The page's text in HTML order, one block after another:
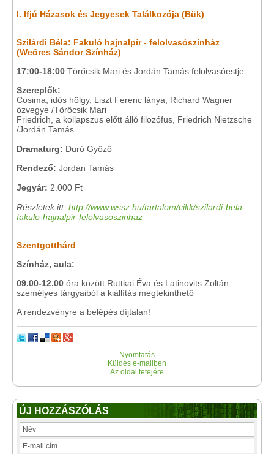
I. Ifjú Házasok és Jegyesek Találkozója (Bük)
Szilárdi Béla: Fakuló hajnalpír - felolvasószínház
(Weöres Sándor Színház)
17:00-18:00 Törőcsik Mari és Jordán Tamás felolvasóestje
Szereplők:
Cosima, idős hölgy, Liszt Ferenc lánya, Richard Wagner
özvegye /Törőcsik Mari
Friedrich, a kollapszus előtt álló filozófus, Friedrich Nietzsche
/Jordán Tamás
Dramaturg: Duró Győző
Rendező: Jordán Tamás
Jegyár: 2.000 Ft
Részletek itt: http://www.wssz.hu/tartalom/cikk/szilardi-bela-
fakulo-hajnalpir-felolvasoszinhaz
Szentgotthárd
Színház, aula:
09.00-12.00 óra között Ruttkai Éva és Latinovits Zoltán
személyes tárgyaiból a kiállítás megtekinthető
A rendezvényre a belépés díjtalan!
Nyomtatás
Küldés e-mailben
Az oldal tetejére
ÚJ HOZZÁSZÓLÁS